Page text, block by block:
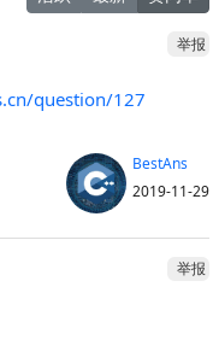
举报
question/127
BestAns
2019-11-29
举报